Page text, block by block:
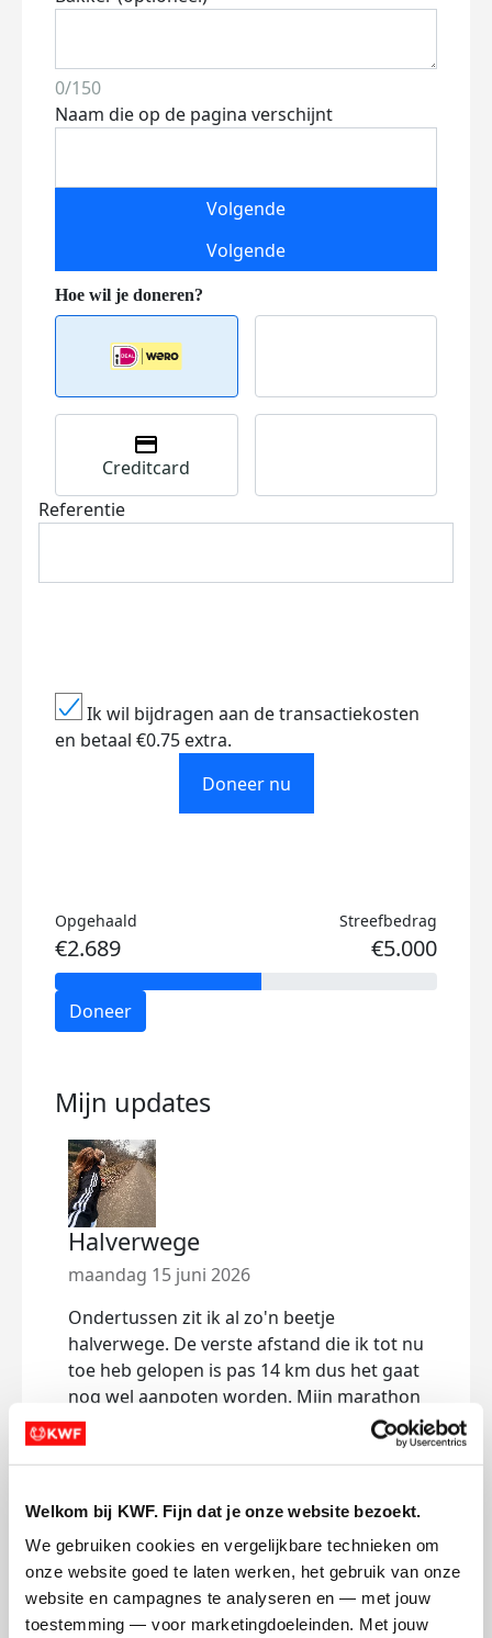
Welkom bij KWF. Fijn dat je onze website bezoekt.
We gebruiken cookies en vergelijkbare technieken om
onze website goed te laten werken, het gebruik van onze
website en campagnes te analyseren en — met jouw
toestemming — voor marketingdoeleinden. Met jouw
0/150
Naam die op de pagina verschijnt
Volgende
Volgende
Creditcard
Referentie
Ik wil bijdragen aan de transactiekosten
en betaal €0.75 extra.
Doneer nu
Opgehaald
€2.689
Streefbedrag
€5.000
Doneer
Mijn updates
Halverwege
maandag 15 juni 2026
Ondertussen zit ik al zo'n beetje
halverwege. De verste afstand die ik tot nu
toe heb gelopen is pas 14 km dus het gaat
nog wel aanpoten worden. Mijn marathon
training schema is nu ook gestart en dat
vind ik toch wel erg spannend. Ik probeer
afgelopen weken niet zo goed nog ging)
Nog anderhalve week en dan ga ik naar
Spanje voor 2,5 week dus ook dat gaat wat
moeilijkheden opleveren, maar
nog